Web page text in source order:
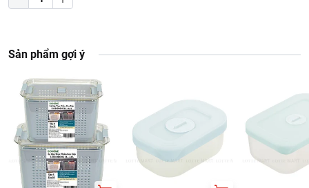
Sản phẩm gợi ý